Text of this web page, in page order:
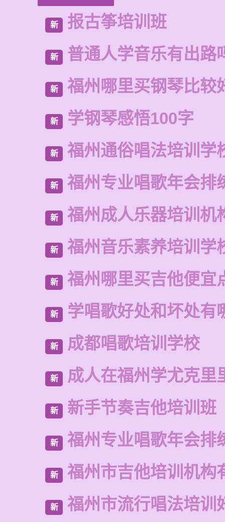
新 报古筝培训班
新 普通人学音乐有出路
新 福州哪里买钢琴比较
新 学钢琴感悟100字
新 福州通俗唱法培训学
新 福州专业唱歌年会排
新 福州成人乐器培训机
新 福州音乐素养培训学
新 福州哪里买吉他便宜
新 学唱歌好处和坏处有
新 成都唱歌培训学校
新 成人在福州学尤克里
新 新手节奏吉他培训班
新 福州专业唱歌年会排
新 福州市吉他培训机构
新 福州市流行唱法培训